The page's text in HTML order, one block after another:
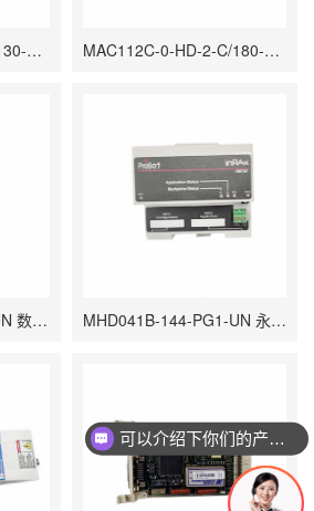
MAC112C-0-ED-2-C/130-B-0/S003 交流伺服电机 高效、稳定、可靠的性能特点 MAC112C-0-HD-2-C/180-A-2/S029 AC伺服电机 可以通过其不同的连接器
MKD025B-144-KG1-UN 数字交流同步伺服电机 具有带有密封圈的标准输出轴 MHD041B-144-PG1-UN 永磁同步电机 具有高精度和高扭矩密度
你们是怎么收费的呢